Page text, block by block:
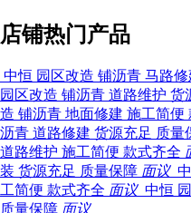
店铺热门产品
改造 铺沥青 马路修建 施工简
改造 铺沥青 道路维护 货源充
改造 铺沥青 地面修建 施工简
改造 铺沥青 道路修建 货源充